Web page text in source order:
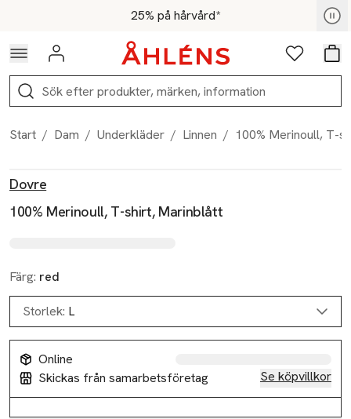
Hoppa till navigationsmenyn25% på hårvård*
För medlemmar - Shoppa nu
Logga in Favoriter
Sök
Start / Dam / Underkläder / Linnen / 100% Merinoull, T-
Dovre
100% Merinoull, T-shirt, Marinblått
Färg: red
Storlek: L
Online
Skickas från samarbetsföretag
Se köpvillkor